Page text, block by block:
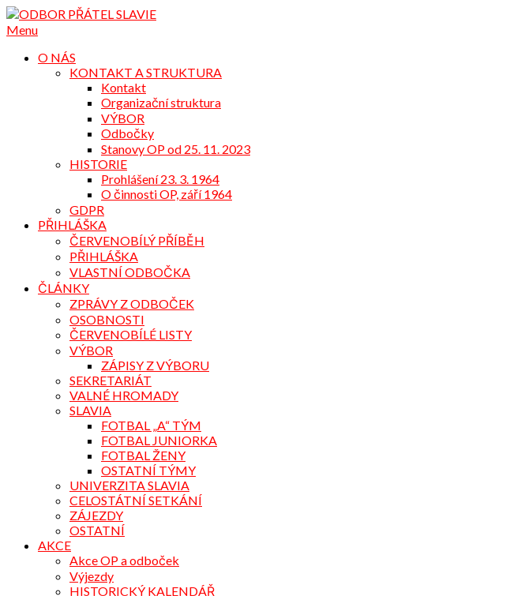
Přejdi
na
Menu
O NÁS
KONTAKT A STRUKTURA
Kontakt
Organizační struktura
VÝBOR
Odbočky
Stanovy OP od 25. 11. 2023
HISTORIE
Prohlášení 23. 3. 1964
O činnosti OP, září 1964
GDPR
PŘIHLÁŠKA
ČERVENOBÍLÝ PŘÍBĚH
PŘIHLÁŠKA
VLASTNÍ ODBOČKA
ČLÁNKY
ZPRÁVY Z ODBOČEK
OSOBNOSTI
ČERVENOBÍLÉ LISTY
VÝBOR
ZÁPISY Z VÝBORU
SEKRETARIÁT
VALNÉ HROMADY
SLAVIA
FOTBAL „A“ TÝM
FOTBAL JUNIORKA
FOTBAL ŽENY
OSTATNÍ TÝMY
UNIVERZITA SLAVIA
CELOSTÁTNÍ SETKÁNÍ
ZÁJEZDY
OSTATNÍ
AKCE
Akce OP a odboček
Výjezdy
HISTORICKÝ KALENDÁŘ